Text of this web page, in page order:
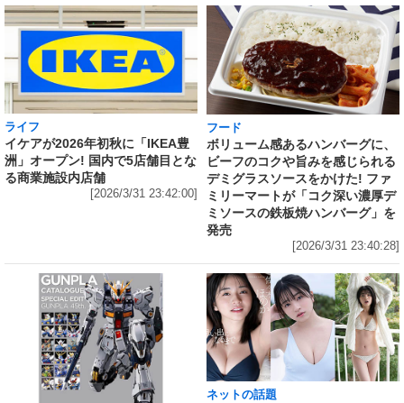
ライフ
イケアが2026年初秋に「IKEA豊
洲」オープン! 国内で5店舗目とな
る商業施設内店舗
[2026/3/31 23:42:00]
フード
ボリューム感あるハンバーグに、
ビーフのコクや旨みを感じられる
デミグラスソースをかけた! ファ
ミリーマートが「コク深い濃厚デ
ミソースの鉄板焼ハンバーグ」を
発売
[2026/3/31 23:40:28]
ネットの話題